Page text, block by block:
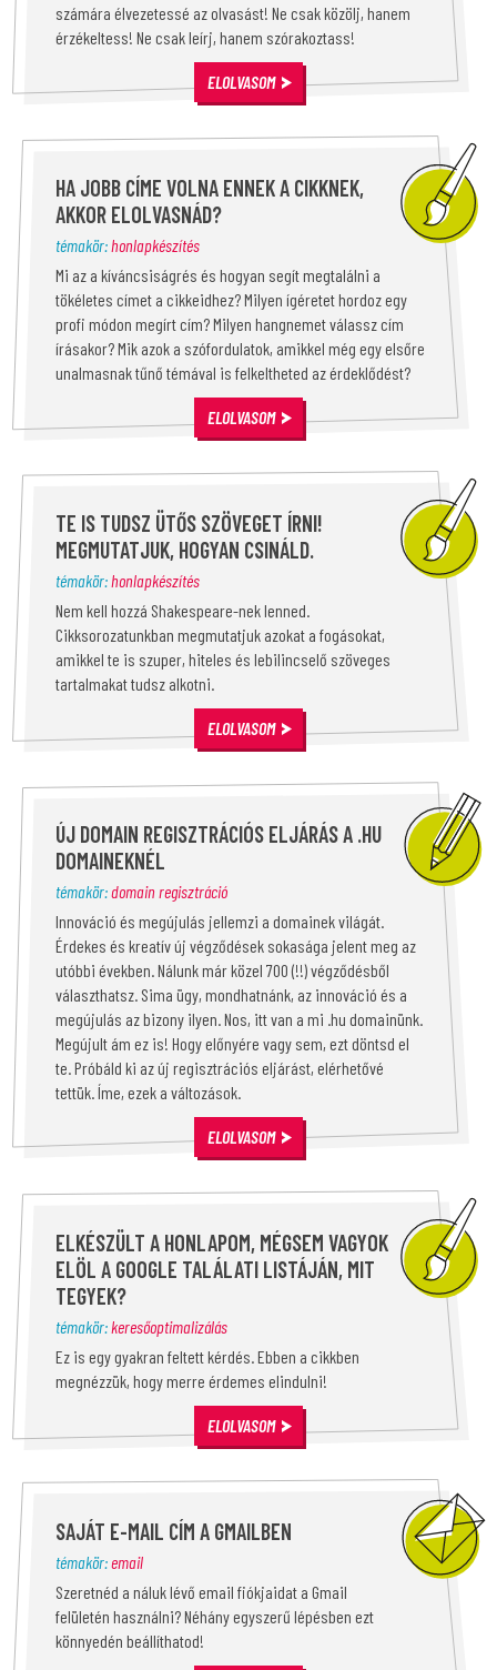
számára élvezetessé az olvasást! Ne csak közölj, hanem
érzékeltess! Ne csak leírj, hanem szórakoztass!
ELOLVASOM
HA JOBB CÍME VOLNA ENNEK A CIKKNEK,
AKKOR ELOLVASNÁD?
témakör:honlapkészítés
Mi az a kíváncsiságrés és hogyan segít megtalálni a
tökéletes címet a cikkeidhez? Milyen ígéretet hordoz egy
profi módon megírt cím? Milyen hangnemet válassz cím
írásakor? Mik azok a szófordulatok, amikkel még egy elsőre
unalmasnak tűnő témával is felkeltheted az érdeklődést?
ELOLVASOM
TE IS TUDSZ ÜTŐS SZÖVEGET ÍRNI!
MEGMUTATJUK, HOGYAN CSINÁLD.
témakör:honlapkészítés
Nem kell hozzá Shakespeare-nek lenned.
Cikksorozatunkban megmutatjuk azokat a fogásokat,
amikkel te is szuper, hiteles és lebilincselő szöveges
tartalmakat tudsz alkotni.
ELOLVASOM
ÚJ DOMAIN REGISZTRÁCIÓS ELJÁRÁS A .HU
DOMAINEKNÉL
témakör:domain regisztráció
Innováció és megújulás jellemzi a domainek világát.
Érdekes és kreatív új végződések sokasága jelent meg az
utóbbi években. Nálunk már közel 700 (!!) végződésből
választhatsz. Sima ügy, mondhatnánk, az innováció és a
megújulás az bizony ilyen. Nos, itt van a mi .hu domainünk.
Megújult ám ez is! Hogy előnyére vagy sem, ezt döntsd el
te. Próbáld ki az új regisztrációs eljárást, elérhetővé
tettük. Íme, ezek a változások.
ELOLVASOM
ELKÉSZÜLT A HONLAPOM, MÉGSEM VAGYOK
ELÖL A GOOGLE TALÁLATI LISTÁJÁN, MIT
TEGYEK?
témakör:keresőoptimalizálás
Ez is egy gyakran feltett kérdés. Ebben a cikkben
megnézzük, hogy merre érdemes elindulni!
ELOLVASOM
SAJÁT E-MAIL CÍM A GMAILBEN
témakör:email
Szeretnéd a náluk lévő email fiókjaidat a Gmail
felületén használni? Néhány egyszerű lépésben ezt
könnyedén beállíthatod!